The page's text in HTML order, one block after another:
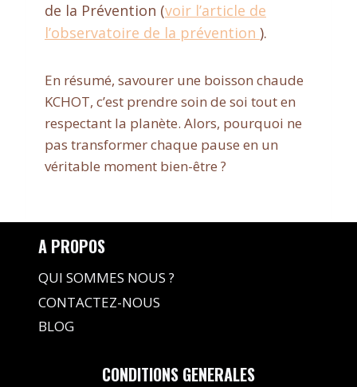
de la Prévention (voir l’article de
l’observatoire de la prévention ).
En résumé, savourer une boisson chaude
KCHOT, c’est prendre soin de soi tout en
respectant la planète. Alors, pourquoi ne
pas transformer chaque pause en un
véritable moment bien-être ?
A PROPOS
QUI SOMMES NOUS ?
CONTACTEZ-NOUS
BLOG
CONDITIONS GENERALES